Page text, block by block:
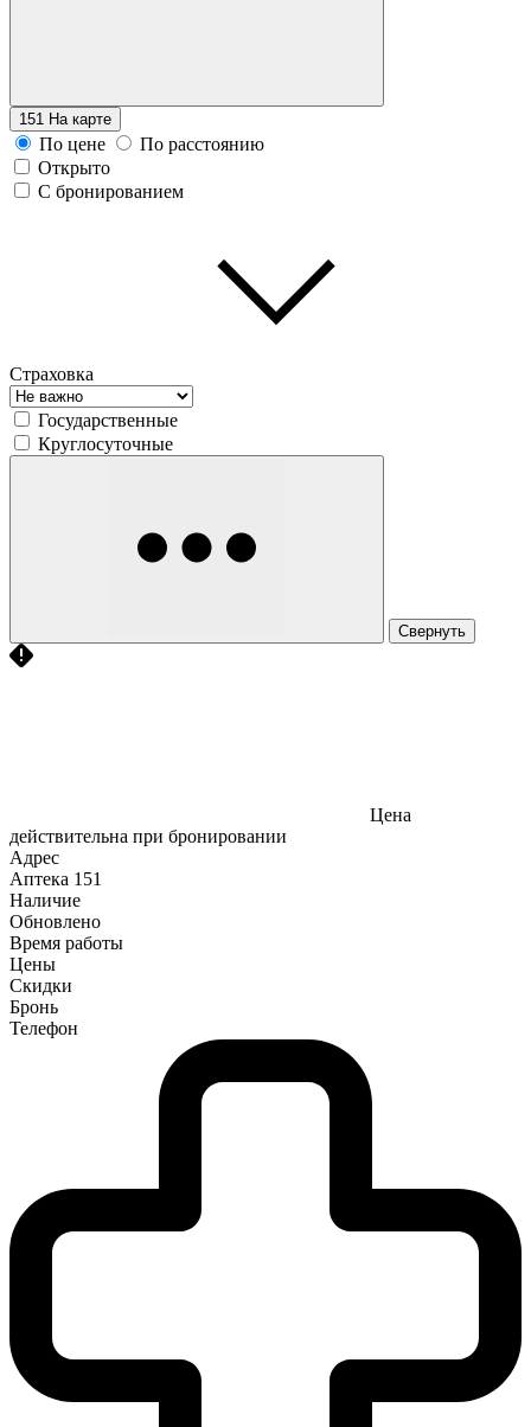
151 На карте
По цене
По расстоянию
Открыто
С бронированием
Страховка
Государственные
Круглосуточные
Свернуть
Цена
действительна при бронировании
Адрес
Аптека 151
Наличие
Обновлено
Время работы
Цены
Скидки
Бронь
Телефон